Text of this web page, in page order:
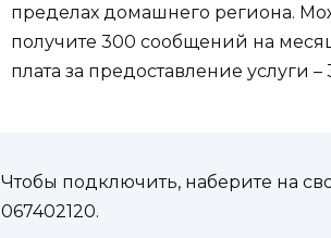
пределах домашнего региона.
получите 300 сообщений на
плата за предоставление услуги –
Чтобы подключить, наберите на
067402120.